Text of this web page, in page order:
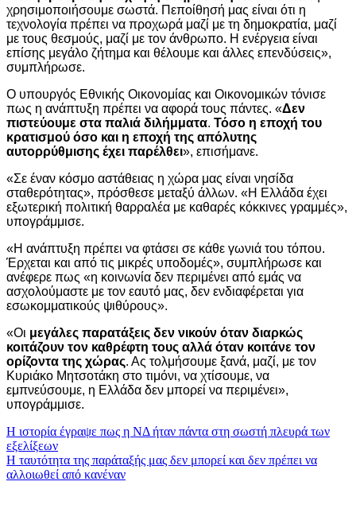
χρησιμοποιήσουμε σωστά. Πεποίθησή μας είναι ότι η
τεχνολογία πρέπει να προχωρά μαζί με τη δημοκρατία, μαζί
με τους θεσμούς, μαζί με τον άνθρωπο. Η ενέργεια είναι
επίσης μεγάλο ζήτημα και θέλουμε και άλλες επενδύσεις»,
συμπλήρωσε.
Ο υπουργός Eθνικής Oικονομίας και Oικονομικών τόνισε
πως η ανάπτυξη πρέπει να αφορά τους πάντες. «Δεν
πιστεύουμε στα παλιά διλήμματα. Τόσο η εποχή του
κρατισμού όσο και η εποχή της απόλυτης
αυτορρύθμισης έχει παρέλθει», επισήμανε.
«Σε έναν κόσμο αστάθειας η χώρα μας είναι νησίδα
σταθερότητας», πρόσθεσε μεταξύ άλλων. «Η Ελλάδα έχει
εξωτερική πολιτική θαρραλέα με καθαρές κόκκινες γραμμές»,
υπογράμμισε.
«Η ανάπτυξη πρέπει να φτάσει σε κάθε γωνιά του τόπου.
Έρχεται και από τις μικρές υποδομές», συμπλήρωσε και
ανέφερε πως «η κοινωνία δεν περιμένει από εμάς να
ασχολούμαστε με τον εαυτό μας, δεν ενδιαφέρεται για
εσωκομματικούς ψιθύρους».
«Οι μεγάλες παρατάξεις δεν νικούν όταν διαρκώς
κοιτάζουν τον καθρέφτη τους αλλά όταν κοιτάνε τον
ορίζοντα της χώρας. Ας τολμήσουμε ξανά, μαζί, με τον
Κυριάκο Μητσοτάκη στο τιμόνι, να χτίσουμε, να
εμπνεύσουμε, η Ελλάδα δεν μπορεί να περιμένει»,
υπογράμμισε.
Πλοήγηση
άρθρων
Η ιστορία έγραψε πως η ΝΔ ήταν πάντα στη σωστή πλευρά των
εξελίξεων
Η ταυτότητα της παράταξής μας δεν μπορεί και δεν πρέπει να
αλλοιωθεί από κανέναν